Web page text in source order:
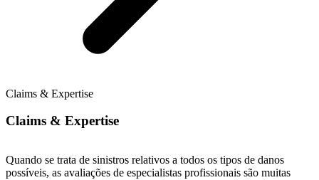
Claims & Expertise
Claims & Expertise
Quando se trata de sinistros relativos a todos os tipos de danos
possíveis, as avaliações de especialistas profissionais são muitas